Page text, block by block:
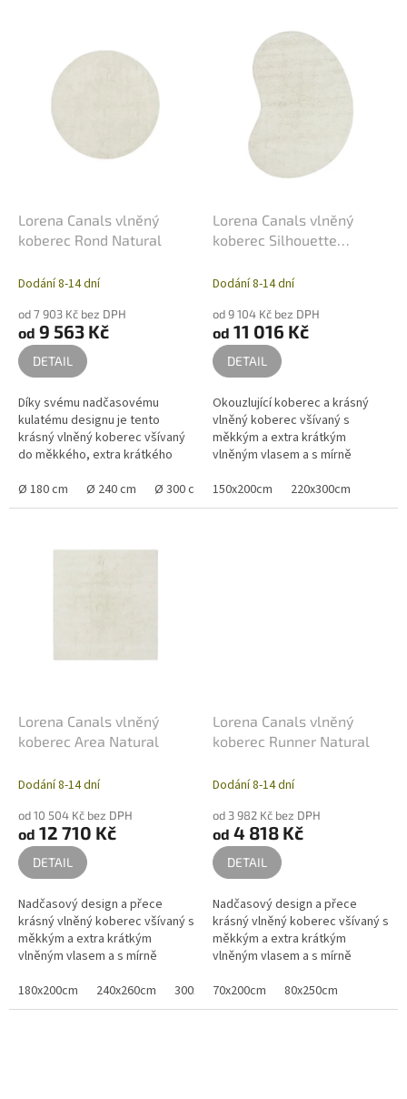
Lorena Canals vlněný
koberec Rond Natural
Dodání 8-14 dní
od 7 903 Kč bez DPH
od 9 563 Kč
DETAIL
Díky svému nadčasovému
kulatému designu je tento
krásný vlněný koberec všívaný
do měkkého, extra krátkého
vlasem po okrajích. Koberec je
dostupný...
Ø 180 cm Ø 240 cm Ø 300 cm
Lorena Canals vlněný
koberec Silhouette
Dodání 8-14 dní
od 9 104 Kč bez DPH
od 11 016 Kč
DETAIL
Okouzlující koberec a krásný
vlněný koberec všívaný s
měkkým a extra krátkým
vlněným vlasem a s mírně
Koberec je dostupný ve dvou
praktických...
150x200cm 220x300cm
Lorena Canals vlněný
koberec Area Natural
Dodání 8-14 dní
od 10 504 Kč bez DPH
od 12 710 Kč
DETAIL
Nadčasový design a přece
krásný vlněný koberec všívaný s
měkkým a extra krátkým
vlněným vlasem a s mírně
Koberec je dostupný ve třech
praktických...
180x200cm 240x260cm 300x340cm
Lorena Canals vlněný
koberec Runner Natural
Dodání 8-14 dní
od 3 982 Kč bez DPH
od 4 818 Kč
DETAIL
Nadčasový design a přece
krásný vlněný koberec všívaný s
měkkým a extra krátkým
vlněným vlasem a s mírně
Koberec je dostupný ve dvou
praktických...
70x200cm 80x250cm